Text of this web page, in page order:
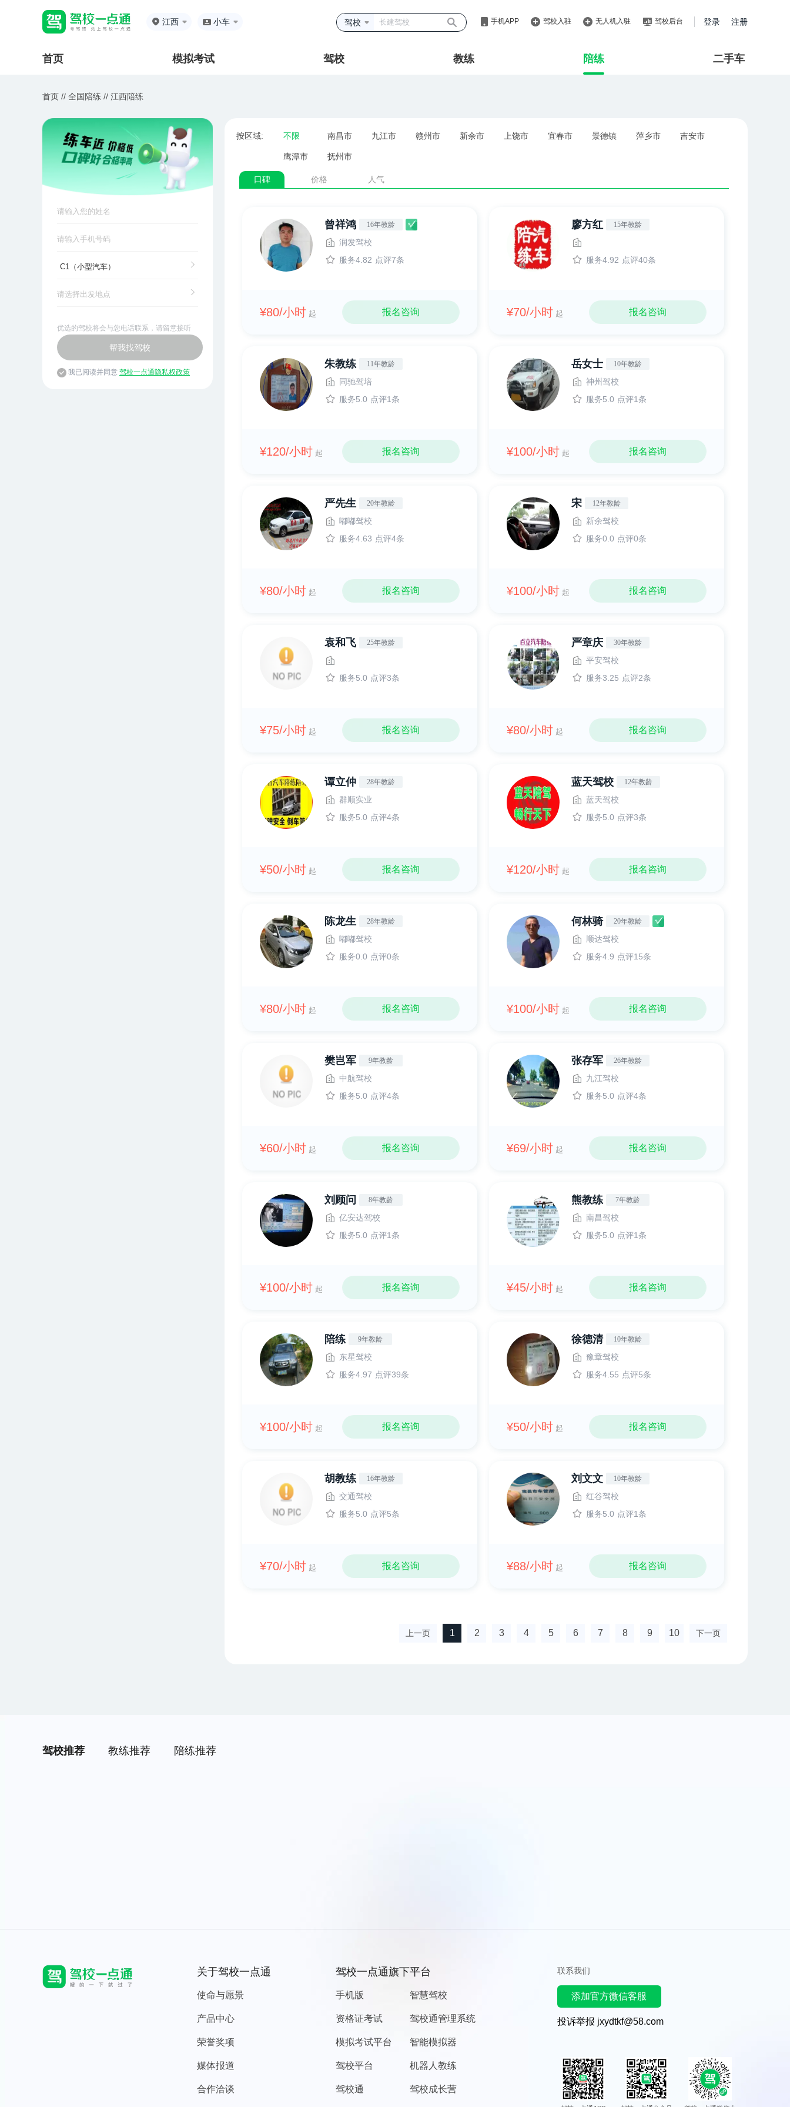
江西 小车 驾校 手机APP 驾校入驻 无人机入驻 驾校后台 登录 注册
首页 模拟考试 驾校 教练 陪练 二手车
首页 // 全国陪练 // 江西陪练
按区域: 不限 南昌市 九江市 赣州市 新余市 上饶市 宜春市 景德镇 萍乡市 吉安市
鹰潭市 抚州市
口碑 价格 人气
曾祥鸿 16年教龄
润发驾校
服务4.82 点评7条
¥80/小时 起 报名咨询
廖方红 15年教龄
服务4.92 点评40条
¥70/小时 起 报名咨询
朱教练 11年教龄
同驰驾培
服务5.0 点评1条
¥120/小时 起 报名咨询
岳女士 10年教龄
神州驾校
服务5.0 点评1条
¥100/小时 起 报名咨询
严先生 20年教龄
嘟嘟驾校
服务4.63 点评4条
¥80/小时 起 报名咨询
宋 12年教龄
新余驾校
服务0.0 点评0条
¥100/小时 起 报名咨询
袁和飞 25年教龄
服务5.0 点评3条
¥75/小时 起 报名咨询
严章庆 30年教龄
平安驾校
服务3.25 点评2条
¥80/小时 起 报名咨询
谭立仲 28年教龄
群顺实业
服务5.0 点评4条
¥50/小时 起 报名咨询
蓝天驾校 12年教龄
蓝天驾校
服务5.0 点评3条
¥120/小时 起 报名咨询
陈龙生 28年教龄
嘟嘟驾校
服务0.0 点评0条
¥80/小时 起 报名咨询
何林骑 20年教龄
顺达驾校
服务4.9 点评15条
¥100/小时 起 报名咨询
樊岂军 9年教龄
中航驾校
服务5.0 点评4条
¥60/小时 起 报名咨询
张存军 26年教龄
九江驾校
服务5.0 点评4条
¥69/小时 起 报名咨询
刘顾问 8年教龄
亿安达驾校
服务5.0 点评1条
¥100/小时 起 报名咨询
熊教练 7年教龄
南昌驾校
服务5.0 点评1条
¥45/小时 起 报名咨询
陪练 9年教龄
东星驾校
服务4.97 点评39条
¥100/小时 起 报名咨询
徐德清 10年教龄
豫章驾校
服务4.55 点评5条
¥50/小时 起 报名咨询
胡教练 16年教龄
交通驾校
服务5.0 点评5条
¥70/小时 起 报名咨询
刘文文 10年教龄
红谷驾校
服务5.0 点评1条
¥88/小时 起 报名咨询
上一页 1 2 3 4 5 6 7 8 9 10 下一页
优选的驾校将会与您电话联系，请留意接听
帮我找驾校
我已阅读并同意 驾校一点通隐私权政策
驾校推荐 教练推荐 陪练推荐
关于驾校一点通
使命与愿景
产品中心
荣誉奖项
媒体报道
合作洽谈
驾校一点通旗下平台
手机版
资格证考试
模拟考试平台
驾校平台
驾校通
智慧驾校
驾校通管理系统
智能模拟器
机器人教练
驾校成长营
联系我们
添加官方微信客服
投诉举报 jxydtkf@58.com